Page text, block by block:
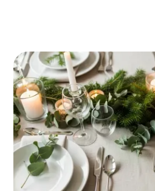
Je kersttafel is het hart van
komen herinneringen tot
gedeeld en tradities
gedekte kersttafel
maaltijd in een onvergetelijke
nog maanden later zullen